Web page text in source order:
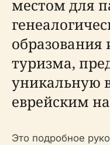
местом для
образования
туризма,
уникальную
еврейским
Это подробное